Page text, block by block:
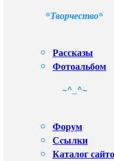
*Творчество*
Рассказы
Фотоальбом
~^_^~
Форум
Сcылки
Каталог